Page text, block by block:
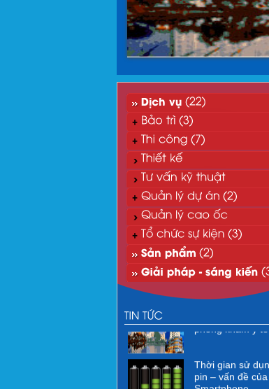
trường CNTT
phòng khám y tế
pin – vấn đề của
Smartphone